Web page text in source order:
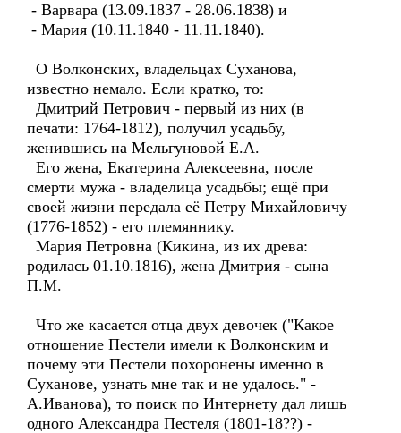
- Варвара (13.09.1837 - 28.06.1838) и
- Мария (10.11.1840 - 11.11.1840).
О Волконских, владельцах Суханова,
известно немало. Если кратко, то:
Дмитрий Петрович - первый из них (в
печати: 1764-1812), получил усадьбу,
женившись на Мельгуновой Е.А.
Его жена, Екатерина Алексеевна, после
смерти мужа - владелица усадьбы; ещё при
своей жизни передала её Петру Михайловичу
(1776-1852) - его племяннику.
Мария Петровна (Кикина, из их древа:
родилась 01.10.1816), жена Дмитрия - сына
П.М.
Что же касается отца двух девочек ("Какое
отношение Пестели имели к Волконским и
почему эти Пестели похоронены именно в
Суханове, узнать мне так и не удалось." -
А.Иванова), то поиск по Интернету дал лишь
одного Александра Пестеля (1801-18??) -